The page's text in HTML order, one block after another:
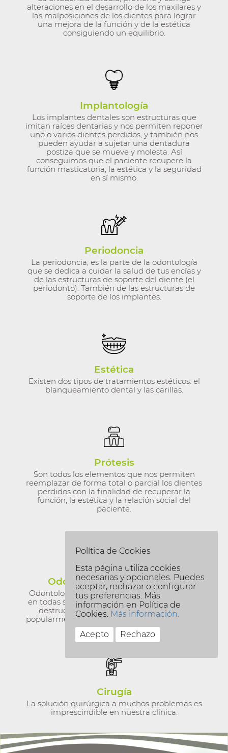
alteraciones en el desarrollo de los maxilares y
las malposiciones de los dientes para lograr
una mejora de la función y de la estética
consiguiendo un equilibrio.
Implantología
Los implantes dentales son estructuras que
imitan raíces dentarias y nos permiten reponer
uno o varios dientes perdidos, y también nos
pueden ayudar a sujetar una dentadura
postiza que se mueve y molesta. Así
conseguimos que el paciente recupere la
función masticatoria, la estética y la seguridad
en sí mismo.
Periodoncia
La periodoncia, es la parte de la odontología
que se dedica a cuidar la salud de tus encías y
de las estructuras de soporte del diente (el
periodonto). También de las estructuras de
soporte de los implantes.
Estética
Existen dos tipos de tratamientos estéticos: el
blanqueamiento dental y las carillas.
Prótesis
Son todos los elementos que nos permiten
reemplazar de forma total o parcial los dientes
perdidos con la finalidad de recuperar la
función, la estética y la relación social del
paciente.
Odontología Conservadora
Odontología que nos permite curar las caries
en todas sus fases, desde la menor a la mayor
destrucción de tejido dentario. Es lo que
popularmente conocemos como los empastes.
Cirugía
La solución quirúrgica a muchos problemas es
imprescindible en nuestra clínica.
Política de Cookies
Esta página utiliza cookies
necesarias y opcionales. Puedes
aceptar, rechazar o configurar
tus preferencias. Más
información en Política de
Cookies. Más información.
Acepto Rechazo